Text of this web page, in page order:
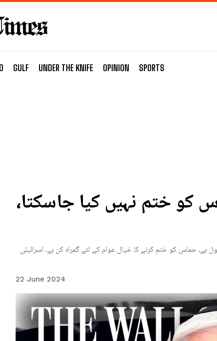
GULF UNDER THE KNIFE OPINION SPORTS
کو ختم نہیں کیا جاسکتا،
حماس کو ختم کرنے کا خیال عوام کے لئے گمراہ کن ہے۔ اسرائیلی
22 June 2024